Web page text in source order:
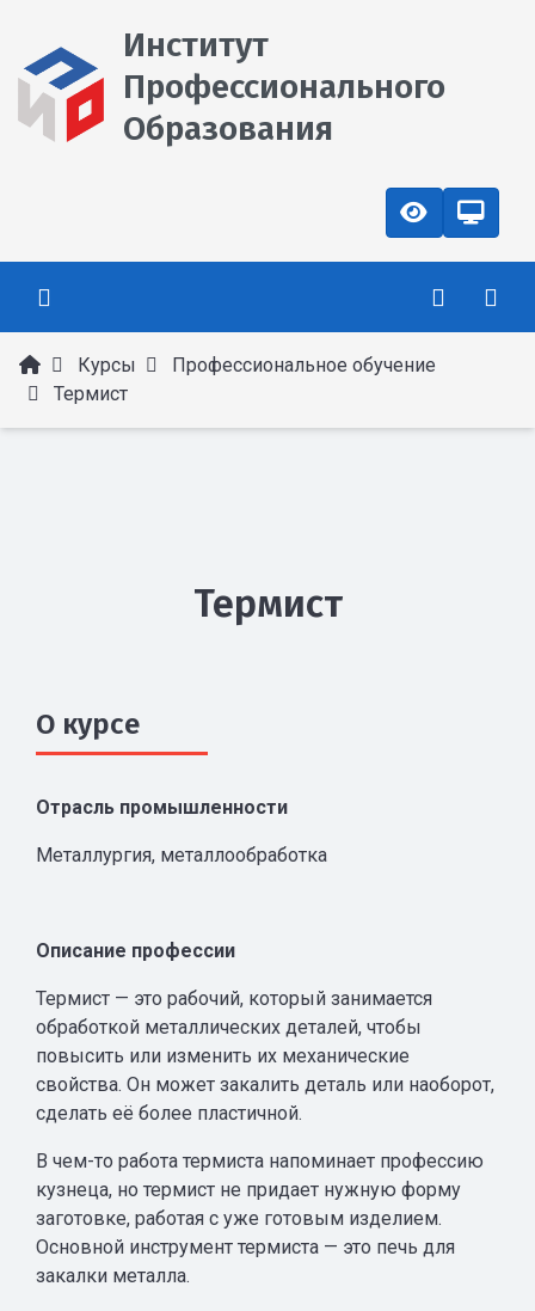
Институт
Профессионального
Образования
Курсы
Профессиональное обучение
Термист
Термист
О курсе
Отрасль промышленности
Металлургия, металлообработка
Описание профессии
Термист — это рабочий, который занимается
обработкой металлических деталей, чтобы
повысить или изменить их механические
свойства. Он может закалить деталь или наоборот,
сделать её более пластичной.
В чем-то работа термиста напоминает профессию
кузнеца, но термист не придает нужную форму
заготовке, работая с уже готовым изделием.
Основной инструмент термиста — это печь для
закалки металла.